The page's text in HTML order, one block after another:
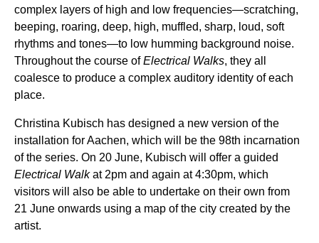
complex layers of high and low frequencies—scratching,
beeping, roaring, deep, high, muffled, sharp, loud, soft
rhythms and tones—to low humming background noise.
Throughout the course ofElectrical Walks, they all
coalesce to produce a complex auditory identity of each
place.
Christina Kubisch has designed a new version of the
installation for Aachen, which will be the 98th incarnation
of the series. On 20 June, Kubisch will offer a guided
Electrical Walkat 2pm and again at 4:30pm, which
visitors will also be able to undertake on their own from
21 June onwards using a map of the city created by the
artist.